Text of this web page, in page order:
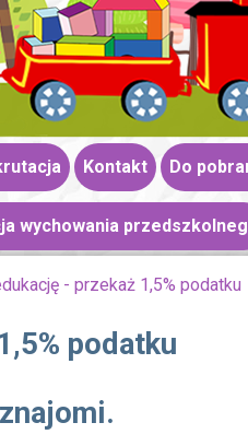
Kontakt Do
wychowania
- przekaż 1,5% podatku
podatku